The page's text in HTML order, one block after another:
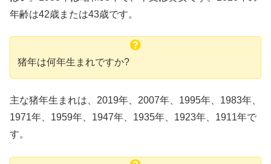
年齢は42歳または43歳です。
猪年は何年生まれですか?
主な猪年生まれは、2019年、2007年、1995年、1983年、
1971年、1959年、1947年、1935年、1923年、1911年で
す。